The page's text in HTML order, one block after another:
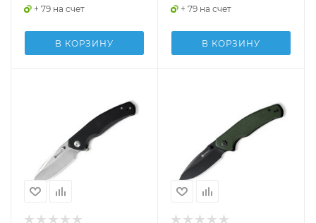
+ 79 на счет
В КОРЗИНУ
+ 79 на счет
В КОРЗИНУ